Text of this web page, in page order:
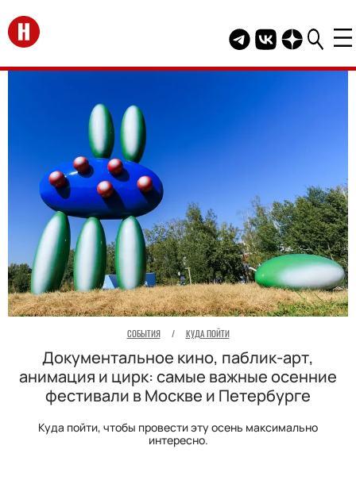
Перейти на главную
Telegram канал
Группа HELLO
Канал
СОБЫТИЯ / КУДА ПОЙТИ
Документальное кино, паблик-арт,
анимация и цирк: самые важные осенние
фестивали в Москве и Петербурге
Куда пойти, чтобы провести эту осень максимально
интересно.